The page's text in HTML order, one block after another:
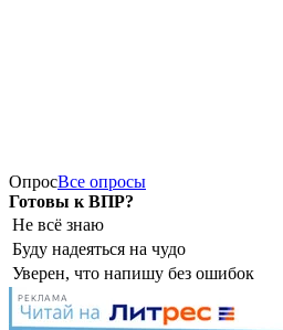
ОпросВсе опросы
Готовы к ВПР?
Не всё знаю
Буду надеяться на чудо
Уверен, что напишу без ошибок
РЕКЛАМА